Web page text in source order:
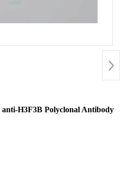
H3F3B Polyclonal Antibody